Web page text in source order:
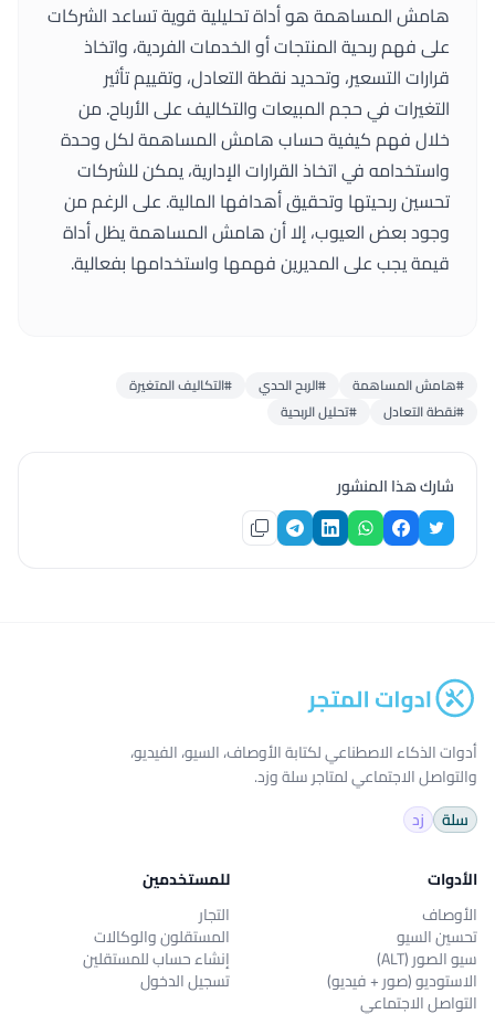
هامش المساهمة هو أداة تحليلية قوية تساعد الشركات
على فهم ربحية المنتجات أو الخدمات الفردية، واتخاذ
قرارات التسعير، وتحديد نقطة التعادل، وتقييم تأثير
التغيرات في حجم المبيعات والتكاليف على الأرباح. من
خلال فهم كيفية حساب هامش المساهمة لكل وحدة
واستخدامه في اتخاذ القرارات الإدارية، يمكن للشركات
تحسين ربحيتها وتحقيق أهدافها المالية. على الرغم من
وجود بعض العيوب، إلا أن هامش المساهمة يظل أداة
قيمة يجب على المديرين فهمها واستخدامها بفعالية.
#هامش المساهمة #الربح الحدي
#التكاليف المتغيرة
#نقطة التعادل
#تحليل الربحية
شارك هذا المنشور
أدوات الذكاء الاصطناعي لكتابة الأوصاف، السيو، الفيديو،
والتواصل الاجتماعي لمتاجر سلة وزد.
سلة
زد
الأدوات
الأوصاف
تحسين السيو
سيو الصور (ALT)
الاستوديو (صور + فيديو)
التواصل الاجتماعي
للمستخدمين
التجار
المستقلون والوكالات
إنشاء حساب للمستقلين
تسجيل الدخول